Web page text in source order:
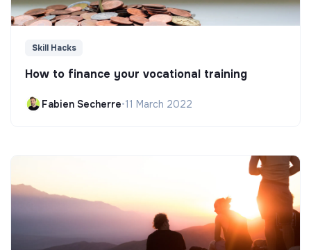
Skill Hacks
How to finance your vocational training
Fabien Secherre•11 March 2022